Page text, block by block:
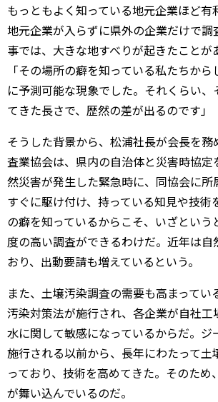
もっともよく知っている地元企業ほど有
地元企業が入らずに県外の企業だけで調
事では、大きな地すべりが起きたことが
「その場所の癖を知っている私たちか
に予測可能な現象でした。それくらい、
てきた長さで、歴然の差が出るのです」
そうした背景から、松浦社長が会長を務
査業協会は、県内の自治体と災害時協定
然災害が発生した緊急時に、同協会に所
すぐに駆け付け、持っている知見や技術
の癖を知っているからこそ、いざという
度の高い調査ができるわけだ。近年は自
おり、出動要請も増えているという。
また、土壌汚染調査の需要も高まってい
汚染対策法が施行され、各企業が自社工
水に関して敏感になっているからだ。ジ
施行される以前から、長年にわたって土
っており、技術を高めてきた。そのため
が舞い込んでいるのだ。